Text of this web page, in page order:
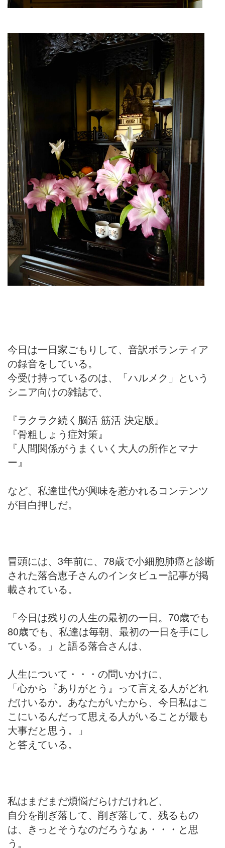
今日は一日家ごもりして、音訳ボランティア
の録音をしている。
今受け持っているのは、「ハルメク」という
シニア向けの雑誌で、
『ラクラク続く脳活 筋活 決定版』
『骨粗しょう症対策』
『人間関係がうまくいく大人の所作とマナ
ー』
など、私達世代が興味を惹かれるコンテンツ
が目白押しだ。
冒頭には、3年前に、78歳で小細胞肺癌と診断
された落合恵子さんのインタビュー記事が掲
載されている。
「今日は残りの人生の最初の一日。70歳でも
80歳でも、私達は毎朝、最初の一日を手にし
ている。」と語る落合さんは、
人生について・・・の問いかけに、
「心から『ありがとう』って言える人がどれ
だけいるか。あなたがいたから、今日私はこ
こにいるんだって思える人がいることが最も
大事だと思う。」
と答えている。
私はまだまだ煩悩だらけだけれど、
自分を削ぎ落して、削ぎ落して、残るもの
は、きっとそうなのだろうなぁ・・・と思
う。